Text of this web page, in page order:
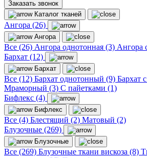
Заказать звонок
Каталог тканей
Ангора (26)
Ангора
Все (26) Ангора однотонная (3) Ангора
Бархат (12)
Бархат
Все (12) Бархат однотонный (9) Бархат
Мраморный (3) С пайетками (1)
Бифлекс (4)
Бифлекс
Все (4) Блестящий (2) Матовый (2)
Блузочные (269)
Блузочные
Все (269) Блузочные ткани вискоза (8)